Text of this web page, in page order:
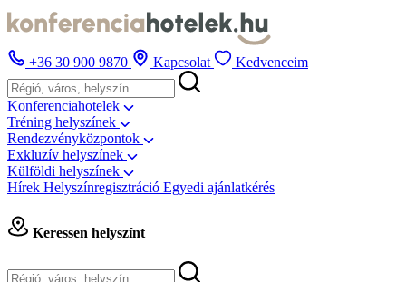
+36 30 900 9870 Kapcsolat Kedvenceim
Konferenciahotelek
Tréning helyszínek
Rendezvényközpontok
Exkluzív helyszínek
Külföldi helyszínek
Hírek Helyszínregisztráció Egyedi ajánlatkérés
Keressen helyszínt